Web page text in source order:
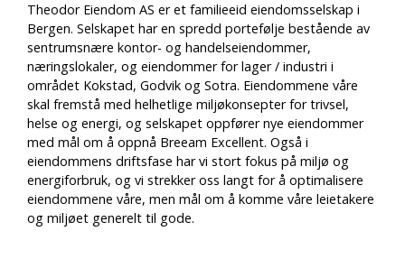
Theodor Eiendom AS er et familieeid eiendomsselskap i
Bergen. Selskapet har en spredd portefølje bestående av
sentrumsnære kontor- og handelseiendommer,
næringslokaler, og eiendommer for lager / industri i
området Kokstad, Godvik og Sotra. Eiendommene våre
skal fremstå med helhetlige miljøkonsepter for trivsel,
helse og energi, og selskapet oppfører nye eiendommer
med mål om å oppnå Breeam Excellent. Også i
eiendommens driftsfase har vi stort fokus på miljø og
energiforbruk, og vi strekker oss langt for å optimalisere
eiendommene våre, men mål om å komme våre leietakere
og miljøet generelt til gode.